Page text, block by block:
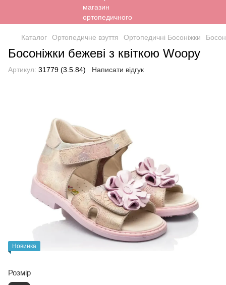
Каталог Ортопедичне взуття Ортопедичні Босоніжки
Босоніжки бежеві з квіткою Woopy
Артикул: 31779 (3.5.84) Написати відгук
Новинка
Розмір